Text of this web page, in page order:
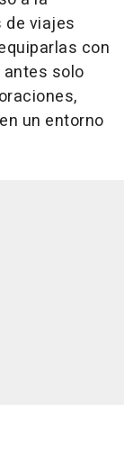
viajes
con
solo
un entorno